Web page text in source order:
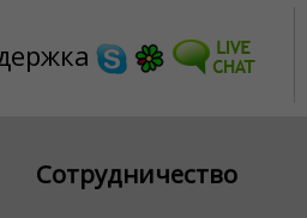
Сотрудничество